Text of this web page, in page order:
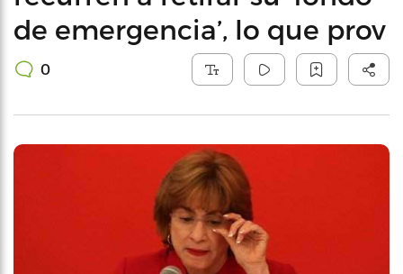
de emergencia’, lo que prov
0